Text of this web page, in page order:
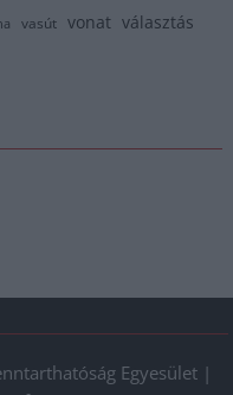
vasút vonat választás
Egyesület |